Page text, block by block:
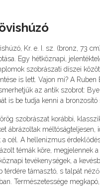
Kr. e. I. sz. (bronz, 73
Egy hétköznapi,
szobrászati díszei
is lett. Vajon mi? A
az antik szobrot:
is be tudja kenni a bronzosító
szobrászat korábbi,
ábrázoltak
a cél. A hellenizmus
témák köre, megjelennek
tevékenységek, a
térdére támasztó, s talpát
Természetessége